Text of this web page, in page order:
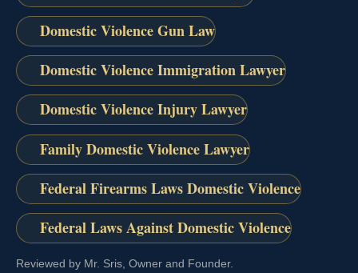
Domestic Violence Gun Law
Domestic Violence Immigration Lawyer
Domestic Violence Injury Lawyer
Family Domestic Violence Lawyer
Federal Firearms Laws Domestic Violence
Federal Laws Against Domestic Violence
Reviewed by Mr. Sris, Owner and Founder.